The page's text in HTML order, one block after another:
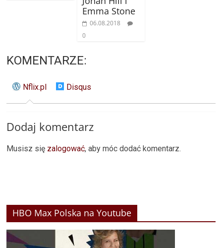
Emma Stone
06.08.2018
0
KOMENTARZE:
Nflix.pl Disqus
Dodaj komentarz
Musisz się zalogować, aby móc dodać komentarz.
HBO Max Polska na Youtube